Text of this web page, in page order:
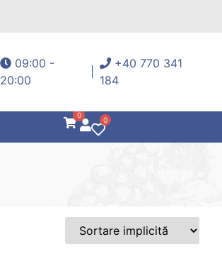
09:00 -
20:00
+40 770 341
184
0
0